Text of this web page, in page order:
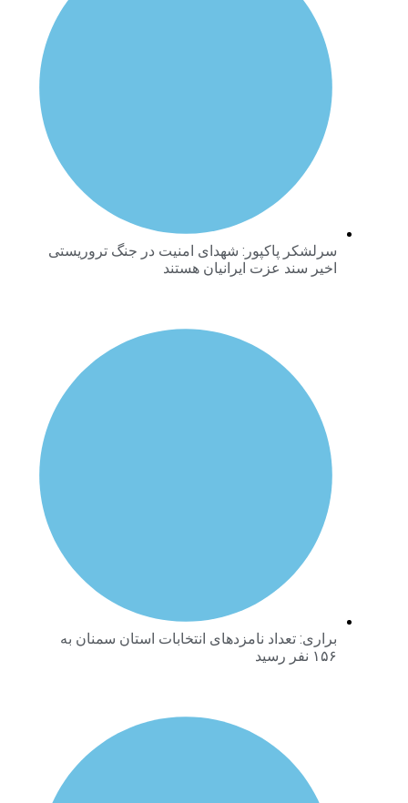
سرلشکر پاکپور: شهدای امنیت در جنگ تروریستی
اخیر سند عزت ایرانیان هستند
براری: تعداد نامزدهای انتخابات استان سمنان به